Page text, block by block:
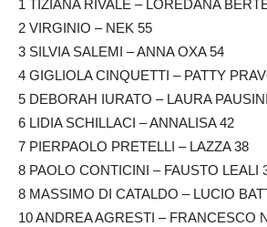
1 TIZIANA RIVALE – LOREDANA
2 VIRGINIO – NEK 55
3 SILVIA SALEMI – ANNA OXA 54
4 GIGLIOLA CINQUETTI – PATTY
5 DEBORAH IURATO – LAURA
6 LIDIA SCHILLACI – ANNALISA 42
7 PIERPAOLO PRETELLI – LAZZA 38
8 PAOLO CONTICINI – FAUSTO LEALI
8 MASSIMO DI CATALDO – LUCIO
10 ANDREA AGRESTI – FRANCESCO